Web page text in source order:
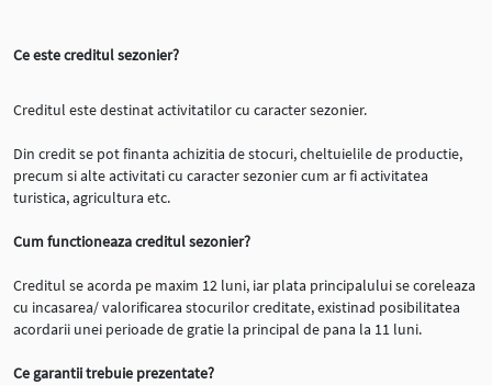
Ce este creditul sezonier?
Creditul este destinat activitatilor cu caracter sezonier.
Din credit se pot finanta achizitia de stocuri, cheltuielile de productie,
precum si alte activitati cu caracter sezonier cum ar fi activitatea
turistica, agricultura etc.
Cum functioneaza creditul sezonier?
Creditul se acorda pe maxim 12 luni, iar plata principalului se coreleaza
cu incasarea/ valorificarea stocurilor creditate, existinad posibilitatea
acordarii unei perioade de gratie la principal de pana la 11 luni.
Ce garantii trebuie prezentate?